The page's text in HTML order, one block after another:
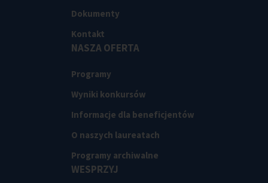
Dokumenty
Kontakt
NASZA OFERTA
Programy
Wyniki konkursów
Informacje dla beneficjentów
O naszych laureatach
Programy archiwalne
WESPRZYJ